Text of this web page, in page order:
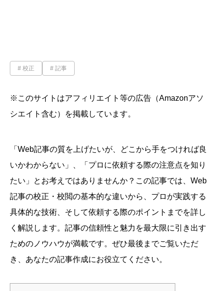
校正 記事
※このサイトはアフィリエイト等の広告（Amazonアソ
シエイト含む）を掲載しています。
「Web記事の質を上げたいが、どこから手をつければ良
いかわからない」、「プロに依頼する際の注意点を知り
たい」とお考えではありませんか？この記事では、Web
記事の校正・校閲の基本的な違いから、プロが実践する
具体的な技術、そして依頼する際のポイントまでを詳し
く解説します。記事の信頼性と魅力を最大限に引き出す
ためのノウハウが満載です。ぜひ最後までご覧いただ
き、あなたの記事作成にお役立てください。